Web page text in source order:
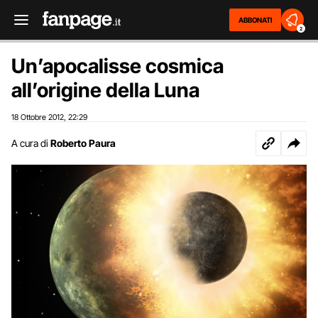
ABBONATI
2
Un’apocalisse cosmica
all’origine della Luna
18 Ottobre 2012 22:29
A cura di Roberto Paura